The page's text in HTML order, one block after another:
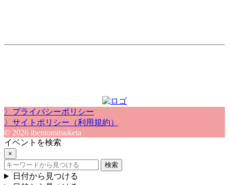
〉プライバシーポリシー
〉サイトポリシー（利用規約）
© 2026 ibentomitsuketa
イベントを検索
×
検索
日付から見つける